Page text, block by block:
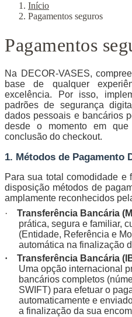
Início
Pagamentos seguros
Pagamentos
Na DECOR-VASES,
base de qualquer
excelência. Por isso,
padrões de segurança
dados pessoais e bancários
desde o momento em
conclusão do checkout.
1. Métodos de Pagamento
Para sua total comodidade e
disposição métodos de
amplamente reconhecidos
·
Transferência Bancária
prática, segura e familiar,
(Entidade, Referência e
automática na finalização
·
Transferência Bancária
Uma opção internacional
bancários completos
SWIFT) para efetuar o
automaticamente e
a finalização da sua